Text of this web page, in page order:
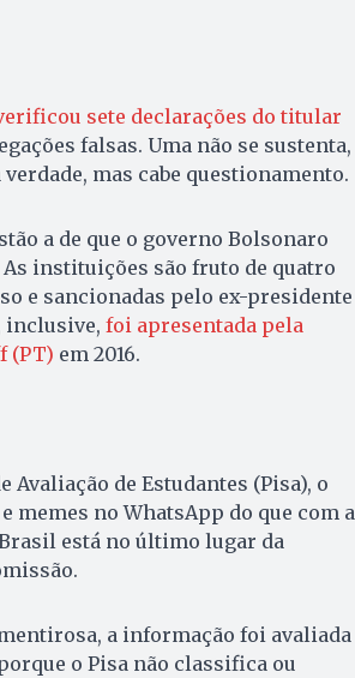
sete declarações do titular
falsas. Uma não se sustenta,
mas cabe questionamento.
a de que o governo Bolsonaro
instituições são fruto de quatro
e sancionadas pelo ex-presidente
inclusive, foi apresentada pela
(PT) em 2016.
de Estudantes (Pisa), o
no WhatsApp do que com a
está no último lugar da
a informação foi avaliada
o Pisa não classifica ou